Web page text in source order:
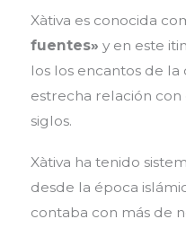
Xàtiva es conocida
fuentes» y en este
los los encantos de la
estrecha relación
siglos.
Xàtiva ha tenido
desde la época
contaba con más de